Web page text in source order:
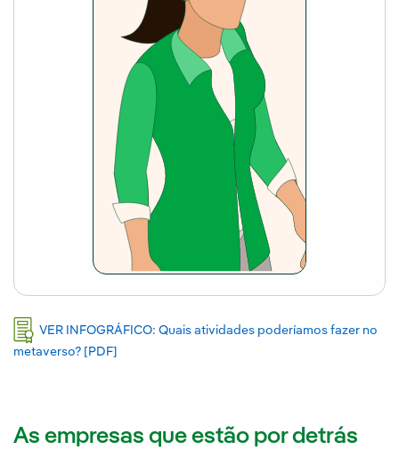
Comprar
Observar
VER INFOGRÁFICO: Quais atividades poderíamos fazer no
metaverso? [PDF]
As empresas que estão por detrás